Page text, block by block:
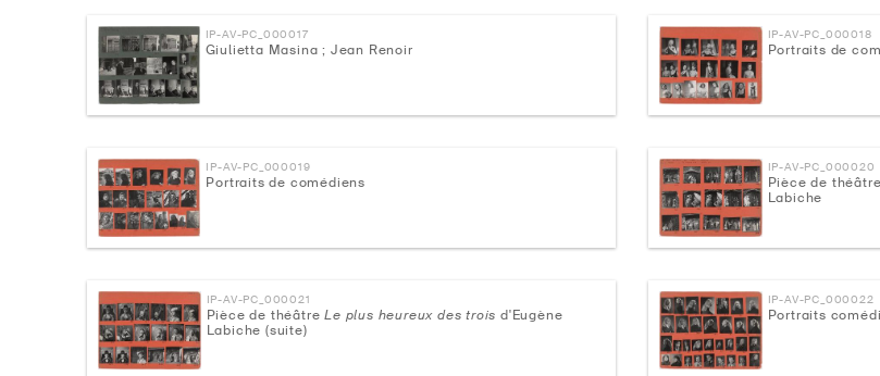
IP-AV-PC_000017
Giulietta Masina ; Jean Renoir
IP-AV-PC_000018
Portraits de
IP-AV-PC_000019
Portraits de comédiens
IP-AV-PC_000020
Pièce de
Labiche
IP-AV-PC_000021
Pièce de théâtreLe plus heureux des trois d'Eugène
Labiche (suite)
IP-AV-PC_000022
Portraits